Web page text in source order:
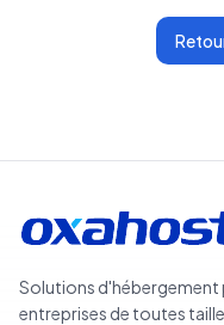
Solutions d'hébergement
entreprises de toutes